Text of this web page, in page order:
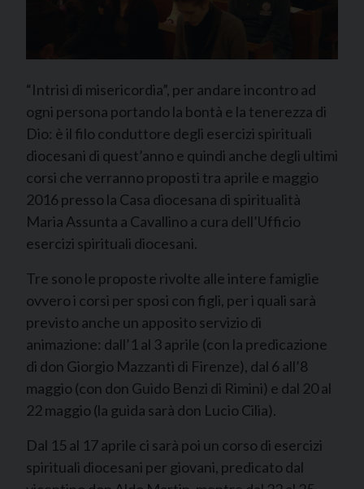
“Intrisi di misericordia”, per andare incontro ad
ogni persona portando la bontà e la tenerezza di
Dio: è il filo conduttore degli esercizi spirituali
diocesani di quest’anno e quindi anche degli ultimi
corsi che verranno proposti tra aprile e maggio
2016 presso la Casa diocesana di spiritualità
Maria Assunta a Cavallino a cura dell’Ufficio
esercizi spirituali diocesani.
Tre sono le proposte rivolte alle intere famiglie
ovvero i corsi per sposi con figli, per i quali sarà
previsto anche un apposito servizio di
animazione: dall’1 al 3 aprile (con la predicazione
di don Giorgio Mazzanti di Firenze), dal 6 all’8
maggio (con don Guido Benzi di Rimini) e dal 20 al
22 maggio (la guida sarà don Lucio Cilia).
Dal 15 al 17 aprile ci sarà poi un corso di esercizi
spirituali diocesani per giovani, predicato dal